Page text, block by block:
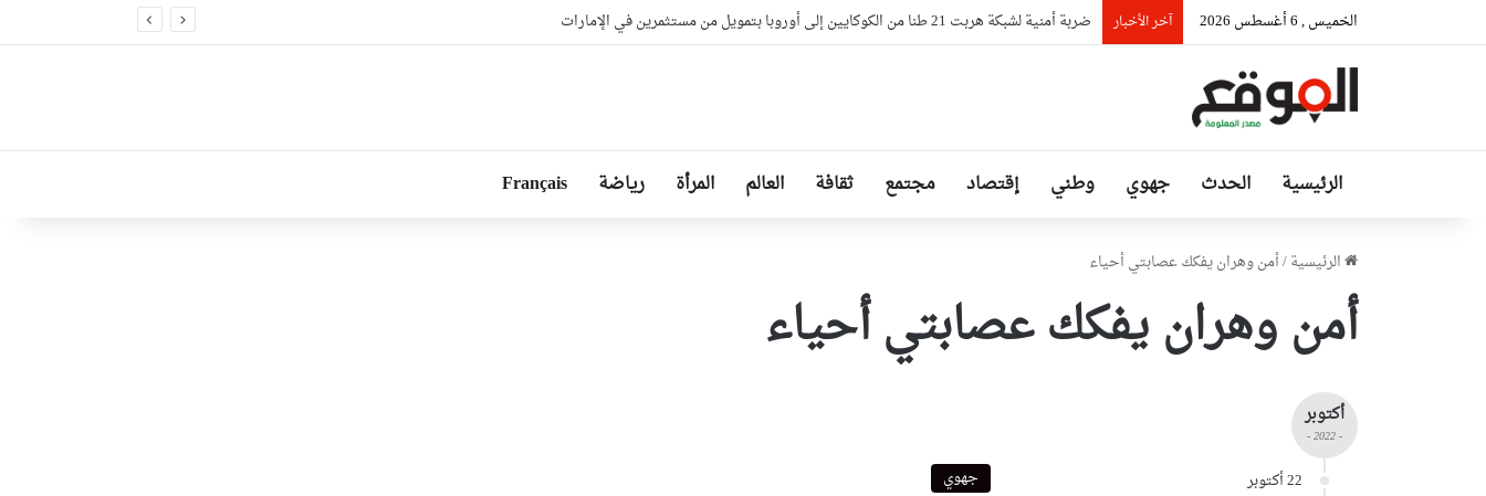
الخميس , 6 أغسطس 2026 آخر الأخبار ضربة أمنية لشبكة هربت 21 طنا من الكوكايين إلى أوروبا بتمويل من مستثمرين في الإمارات
الرئيسية الحدث جهوي وطني إقتصاد مجتمع ثقافة العالم المرأة رياضة Français
الرئيسية/أمن وهران يفكك عصابتي أحياء
أمن وهران يفكك عصابتي أحياء
أكتوبر
- 2022 -
22 أكتوبر جهوي